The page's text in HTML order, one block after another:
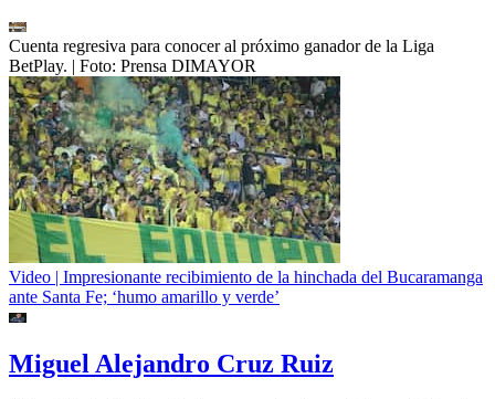
Cuenta regresiva para conocer al próximo ganador de la Liga
BetPlay. | Foto: Prensa DIMAYOR
Video | Impresionante recibimiento de la hinchada del Bucaramanga
ante Santa Fe; ‘humo amarillo y verde’
Miguel Alejandro Cruz Ruiz